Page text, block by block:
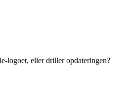
logoet, eller driller opdateringen?